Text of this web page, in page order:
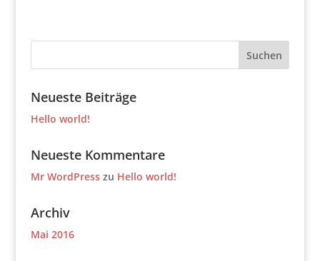
Neueste Beiträge
Hello world!
Neueste Kommentare
Mr WordPresszu Hello world!
Archiv
Mai 2016